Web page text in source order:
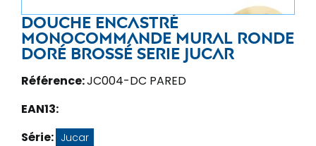
Douche encastré
monocommande mural ronde
doré brossé Serie Jucar
Référence:JC004-DC PARED
EAN13:
Série: Jucar